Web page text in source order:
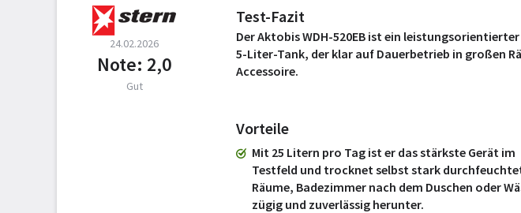
24.02.2026
Note: 2,0
Gut
Test-Fazit
Der Aktobis WDH-520EB ist ein
5-Liter-Tank, der klar auf Dauerbetrieb in großen
Accessoire.
Vorteile
Mit 25 Litern pro Tag ist er das stärkste Gerät im
Testfeld und trocknet selbst stark
Räume, Badezimmer nach dem Duschen oder
zügig und zuverlässig herunter.